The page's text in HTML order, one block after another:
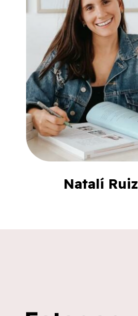
Natalí Ruiz